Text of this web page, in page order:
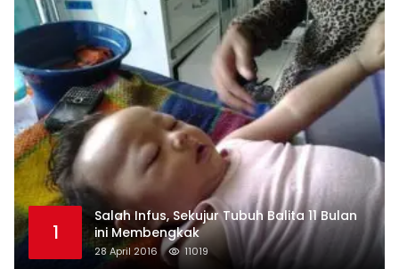
1
Salah Infus, Sekujur Tubuh Balita 11 Bulan
ini Membengkak
28 April 2016 11019